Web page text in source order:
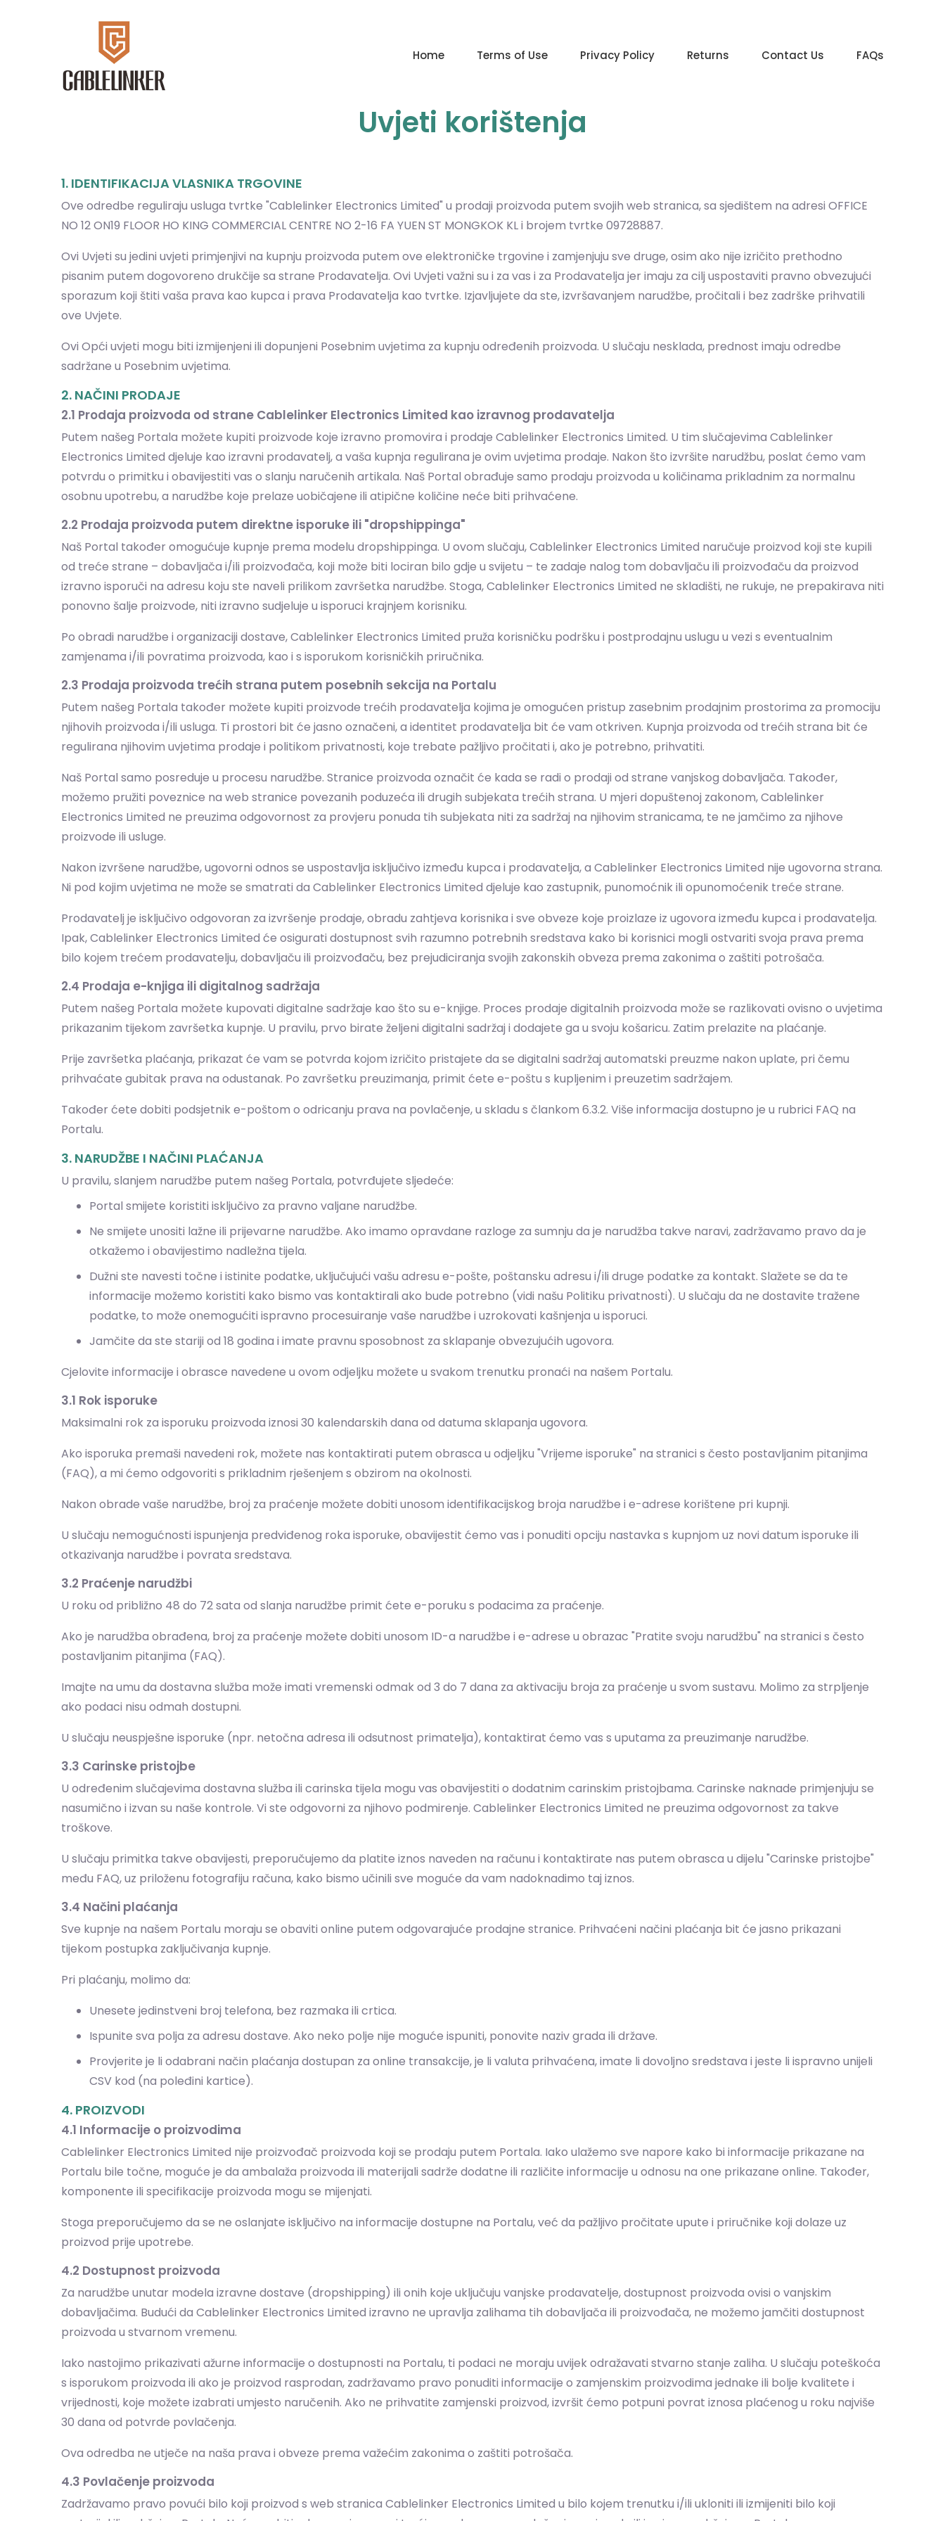
Home Terms of Use Privacy Policy Returns Contact Us FAQs
Uvjeti korištenja
1. IDENTIFIKACIJA VLASNIKA TRGOVINE
Ove odredbe reguliraju usluga tvrtke "Cablelinker Electronics Limited" u prodaji proizvoda putem svojih web stranica, sa sjedištem na adresi OFFICE
NO 12 ON19 FLOOR HO KING COMMERCIAL CENTRE NO 2-16 FA YUEN ST MONGKOK KL i brojem tvrtke 09728887.
Ovi Uvjeti su jedini uvjeti primjenjivi na kupnju proizvoda putem ove elektroničke trgovine i zamjenjuju sve druge, osim ako nije izričito prethodno
pisanim putem dogovoreno drukčije sa strane Prodavatelja. Ovi Uvjeti važni su i za vas i za Prodavatelja jer imaju za cilj uspostaviti pravno obvezujući
sporazum koji štiti vaša prava kao kupca i prava Prodavatelja kao tvrtke. Izjavljujete da ste, izvršavanjem narudžbe, pročitali i bez zadrške prihvatili
ove Uvjete.
Ovi Opći uvjeti mogu biti izmijenjeni ili dopunjeni Posebnim uvjetima za kupnju određenih proizvoda. U slučaju nesklada, prednost imaju odredbe
sadržane u Posebnim uvjetima.
2. NAČINI PRODAJE
2.1 Prodaja proizvoda od strane Cablelinker Electronics Limited kao izravnog prodavatelja
Putem našeg Portala možete kupiti proizvode koje izravno promovira i prodaje Cablelinker Electronics Limited. U tim slučajevima Cablelinker
Electronics Limited djeluje kao izravni prodavatelj, a vaša kupnja regulirana je ovim uvjetima prodaje. Nakon što izvršite narudžbu, poslat ćemo vam
potvrdu o primitku i obavijestiti vas o slanju naručenih artikala. Naš Portal obrađuje samo prodaju proizvoda u količinama prikladnim za normalnu
osobnu upotrebu, a narudžbe koje prelaze uobičajene ili atipične količine neće biti prihvaćene.
2.2 Prodaja proizvoda putem direktne isporuke ili "dropshippinga"
Naš Portal također omogućuje kupnje prema modelu dropshippinga. U ovom slučaju, Cablelinker Electronics Limited naručuje proizvod koji ste kupili
od treće strane – dobavljača i/ili proizvođača, koji može biti lociran bilo gdje u svijetu – te zadaje nalog tom dobavljaču ili proizvođaču da proizvod
izravno isporuči na adresu koju ste naveli prilikom završetka narudžbe. Stoga, Cablelinker Electronics Limited ne skladišti, ne rukuje, ne prepakirava niti
ponovno šalje proizvode, niti izravno sudjeluje u isporuci krajnjem korisniku.
Po obradi narudžbe i organizaciji dostave, Cablelinker Electronics Limited pruža korisničku podršku i postprodajnu uslugu u vezi s eventualnim
zamjenama i/ili povratima proizvoda, kao i s isporukom korisničkih priručnika.
2.3 Prodaja proizvoda trećih strana putem posebnih sekcija na Portalu
Putem našeg Portala također možete kupiti proizvode trećih prodavatelja kojima je omogućen pristup zasebnim prodajnim prostorima za promociju
njihovih proizvoda i/ili usluga. Ti prostori bit će jasno označeni, a identitet prodavatelja bit će vam otkriven. Kupnja proizvoda od trećih strana bit će
regulirana njihovim uvjetima prodaje i politikom privatnosti, koje trebate pažljivo pročitati i, ako je potrebno, prihvatiti.
Naš Portal samo posreduje u procesu narudžbe. Stranice proizvoda označit će kada se radi o prodaji od strane vanjskog dobavljača. Također,
možemo pružiti poveznice na web stranice povezanih poduzeća ili drugih subjekata trećih strana. U mjeri dopuštenoj zakonom, Cablelinker
Electronics Limited ne preuzima odgovornost za provjeru ponuda tih subjekata niti za sadržaj na njihovim stranicama, te ne jamčimo za njihove
proizvode ili usluge.
Nakon izvršene narudžbe, ugovorni odnos se uspostavlja isključivo između kupca i prodavatelja, a Cablelinker Electronics Limited nije ugovorna strana.
Ni pod kojim uvjetima ne može se smatrati da Cablelinker Electronics Limited djeluje kao zastupnik, punomoćnik ili opunomoćenik treće strane.
Prodavatelj je isključivo odgovoran za izvršenje prodaje, obradu zahtjeva korisnika i sve obveze koje proizlaze iz ugovora između kupca i prodavatelja.
Ipak, Cablelinker Electronics Limited će osigurati dostupnost svih razumno potrebnih sredstava kako bi korisnici mogli ostvariti svoja prava prema
bilo kojem trećem prodavatelju, dobavljaču ili proizvođaču, bez prejudiciranja svojih zakonskih obveza prema zakonima o zaštiti potrošača.
2.4 Prodaja e-knjiga ili digitalnog sadržaja
Putem našeg Portala možete kupovati digitalne sadržaje kao što su e-knjige. Proces prodaje digitalnih proizvoda može se razlikovati ovisno o uvjetima
prikazanim tijekom završetka kupnje. U pravilu, prvo birate željeni digitalni sadržaj i dodajete ga u svoju košaricu. Zatim prelazite na plaćanje.
Prije završetka plaćanja, prikazat će vam se potvrda kojom izričito pristajete da se digitalni sadržaj automatski preuzme nakon uplate, pri čemu
prihvaćate gubitak prava na odustanak. Po završetku preuzimanja, primit ćete e-poštu s kupljenim i preuzetim sadržajem.
Također ćete dobiti podsjetnik e-poštom o odricanju prava na povlačenje, u skladu s člankom 6.3.2. Više informacija dostupno je u rubrici FAQ na
Portalu.
3. NARUDŽBE I NAČINI PLAĆANJA
U pravilu, slanjem narudžbe putem našeg Portala, potvrđujete sljedeće:
Portal smijete koristiti isključivo za pravno valjane narudžbe.
Ne smijete unositi lažne ili prijevarne narudžbe. Ako imamo opravdane razloge za sumnju da je narudžba takve naravi, zadržavamo pravo da je
otkažemo i obavijestimo nadležna tijela.
Dužni ste navesti točne i istinite podatke, uključujući vašu adresu e-pošte, poštansku adresu i/ili druge podatke za kontakt. Slažete se da te
informacije možemo koristiti kako bismo vas kontaktirali ako bude potrebno (vidi našu Politiku privatnosti). U slučaju da ne dostavite tražene
podatke, to može onemogućiti ispravno procesuiranje vaše narudžbe i uzrokovati kašnjenja u isporuci.
Jamčite da ste stariji od 18 godina i imate pravnu sposobnost za sklapanje obvezujućih ugovora.
Cjelovite informacije i obrasce navedene u ovom odjeljku možete u svakom trenutku pronaći na našem Portalu.
3.1 Rok isporuke
Maksimalni rok za isporuku proizvoda iznosi 30 kalendarskih dana od datuma sklapanja ugovora.
Ako isporuka premaši navedeni rok, možete nas kontaktirati putem obrasca u odjeljku "Vrijeme isporuke" na stranici s često postavljanim pitanjima
(FAQ), a mi ćemo odgovoriti s prikladnim rješenjem s obzirom na okolnosti.
Nakon obrade vaše narudžbe, broj za praćenje možete dobiti unosom identifikacijskog broja narudžbe i e-adrese korištene pri kupnji.
U slučaju nemogućnosti ispunjenja predviđenog roka isporuke, obavijestit ćemo vas i ponuditi opciju nastavka s kupnjom uz novi datum isporuke ili
otkazivanja narudžbe i povrata sredstava.
3.2 Praćenje narudžbi
U roku od približno 48 do 72 sata od slanja narudžbe primit ćete e-poruku s podacima za praćenje.
Ako je narudžba obrađena, broj za praćenje možete dobiti unosom ID-a narudžbe i e-adrese u obrazac "Pratite svoju narudžbu" na stranici s često
postavljanim pitanjima (FAQ).
Imajte na umu da dostavna služba može imati vremenski odmak od 3 do 7 dana za aktivaciju broja za praćenje u svom sustavu. Molimo za strpljenje
ako podaci nisu odmah dostupni.
U slučaju neuspješne isporuke (npr. netočna adresa ili odsutnost primatelja), kontaktirat ćemo vas s uputama za preuzimanje narudžbe.
3.3 Carinske pristojbe
U određenim slučajevima dostavna služba ili carinska tijela mogu vas obavijestiti o dodatnim carinskim pristojbama. Carinske naknade primjenjuju se
nasumično i izvan su naše kontrole. Vi ste odgovorni za njihovo podmirenje. Cablelinker Electronics Limited ne preuzima odgovornost za takve
troškove.
U slučaju primitka takve obavijesti, preporučujemo da platite iznos naveden na računu i kontaktirate nas putem obrasca u dijelu "Carinske pristojbe"
među FAQ, uz priloženu fotografiju računa, kako bismo učinili sve moguće da vam nadoknadimo taj iznos.
3.4 Načini plaćanja
Sve kupnje na našem Portalu moraju se obaviti online putem odgovarajuće prodajne stranice. Prihvaćeni načini plaćanja bit će jasno prikazani
tijekom postupka zaključivanja kupnje.
Pri plaćanju, molimo da:
Unesete jedinstveni broj telefona, bez razmaka ili crtica.
Ispunite sva polja za adresu dostave. Ako neko polje nije moguće ispuniti, ponovite naziv grada ili države.
Provjerite je li odabrani način plaćanja dostupan za online transakcije, je li valuta prihvaćena, imate li dovoljno sredstava i jeste li ispravno unijeli
CSV kod (na poleđini kartice).
4. PROIZVODI
4.1 Informacije o proizvodima
Cablelinker Electronics Limited nije proizvođač proizvoda koji se prodaju putem Portala. Iako ulažemo sve napore kako bi informacije prikazane na
Portalu bile točne, moguće je da ambalaža proizvoda ili materijali sadrže dodatne ili različite informacije u odnosu na one prikazane online. Također,
komponente ili specifikacije proizvoda mogu se mijenjati.
Stoga preporučujemo da se ne oslanjate isključivo na informacije dostupne na Portalu, već da pažljivo pročitate upute i priručnike koji dolaze uz
proizvod prije upotrebe.
4.2 Dostupnost proizvoda
Za narudžbe unutar modela izravne dostave (dropshipping) ili onih koje uključuju vanjske prodavatelje, dostupnost proizvoda ovisi o vanjskim
dobavljačima. Budući da Cablelinker Electronics Limited izravno ne upravlja zalihama tih dobavljača ili proizvođača, ne možemo jamčiti dostupnost
proizvoda u stvarnom vremenu.
Iako nastojimo prikazivati ažurne informacije o dostupnosti na Portalu, ti podaci ne moraju uvijek odražavati stvarno stanje zaliha. U slučaju poteškoća
s isporukom proizvoda ili ako je proizvod rasprodan, zadržavamo pravo ponuditi informacije o zamjenskim proizvodima jednake ili bolje kvalitete i
vrijednosti, koje možete izabrati umjesto naručenih. Ako ne prihvatite zamjenski proizvod, izvršit ćemo potpuni povrat iznosa plaćenog u roku najviše
30 dana od potvrde povlačenja.
Ova odredba ne utječe na naša prava i obveze prema važećim zakonima o zaštiti potrošača.
4.3 Povlačenje proizvoda
Zadržavamo pravo povući bilo koji proizvod s web stranica Cablelinker Electronics Limited u bilo kojem trenutku i/ili ukloniti ili izmijeniti bilo koji